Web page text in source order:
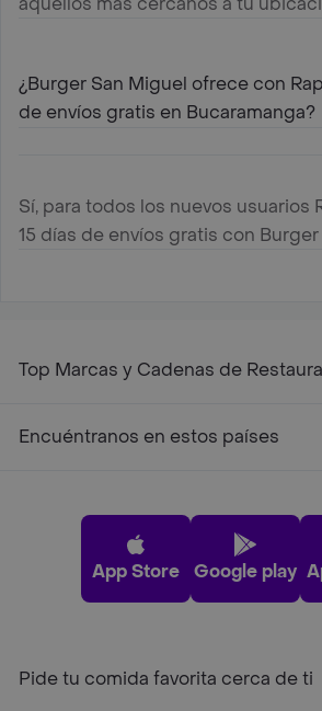
¿Burger San Miguel ofrece con
de envíos gratis en Bucaramanga?
Sí, para todos los nuevos usuarios
15 días de envíos gratis con
Top Marcas y Cadenas de
Encuéntranos en estos países
App Store Google play
Pide tu comida favorita cerca de ti